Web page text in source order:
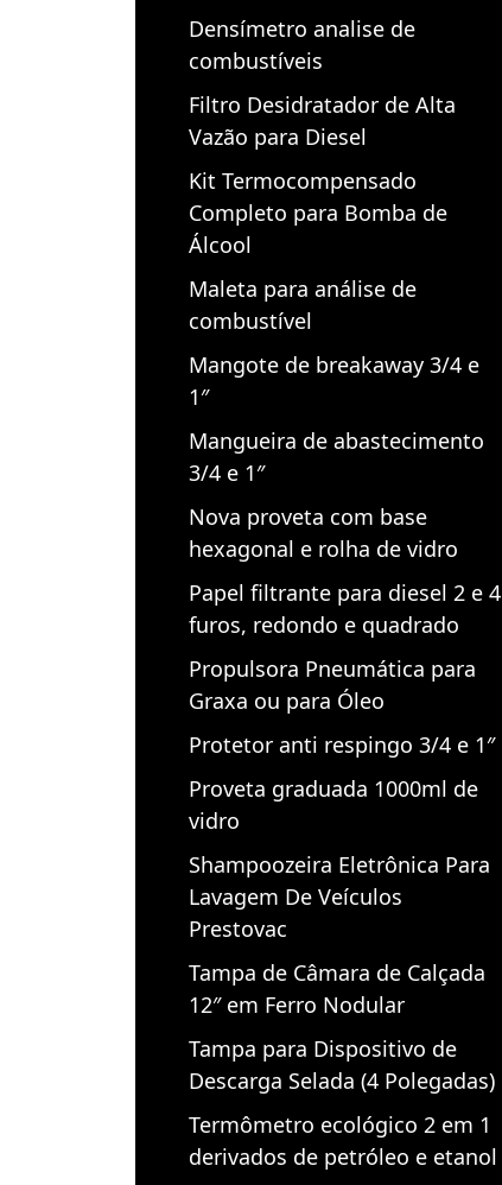
Densímetro analise de
combustíveis
Filtro Desidratador de Alta
Vazão para Diesel
Kit Termocompensado
Completo para Bomba de
Álcool
Maleta para análise de
combustível
Mangote de breakaway 3/4 e
1″
Mangueira de abastecimento
3/4 e 1″
Nova proveta com base
hexagonal e rolha de vidro
Papel filtrante para diesel 2 e 4
furos, redondo e quadrado
Propulsora Pneumática para
Graxa ou para Óleo
Protetor anti respingo 3/4 e 1″
Proveta graduada 1000ml de
vidro
Shampoozeira Eletrônica Para
Lavagem De Veículos
Prestovac
Tampa de Câmara de Calçada
12″ em Ferro Nodular
Tampa para Dispositivo de
Descarga Selada (4 Polegadas)
Termômetro ecológico 2 em 1
derivados de petróleo e etanol